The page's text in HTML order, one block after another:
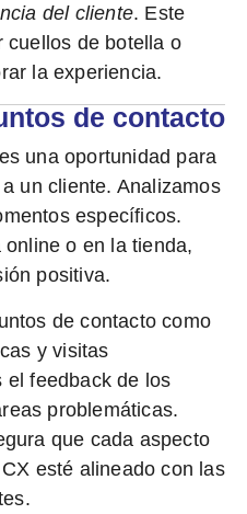
del cliente. Este
cuellos de botella o
la experiencia.
de contacto
una oportunidad para
un cliente. Analizamos
específicos.
o en la tienda,
positiva.
de contacto como
y visitas
el feedback de los
problemáticas.
que cada aspecto
esté alineado con las